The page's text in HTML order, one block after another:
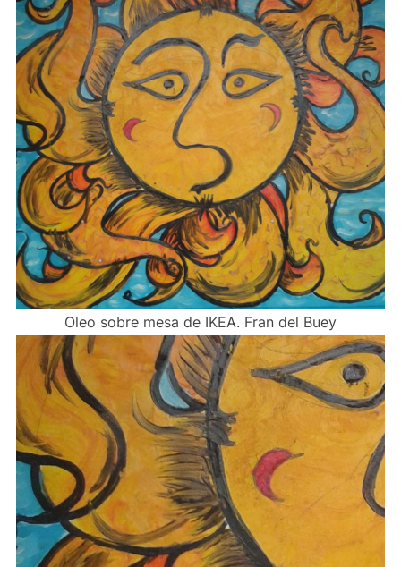
Oleo sobre mesa de IKEA. Fran del Buey